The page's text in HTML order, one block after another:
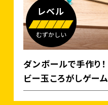
レベル
むずかしい
ダンボールで手作り！
ビー玉ころがしゲーム